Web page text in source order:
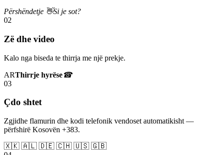
Përshëndetje 👋Si je sot?
02
Zë dhe video
Kalo nga biseda te thirrja me një prekje.
ARThirrje hyrëse☎
03
Çdo shtet
Zgjidhe flamurin dhe kodi telefonik vendoset automatikisht —
përfshirë Kosovën +383.
🇽🇰 🇦🇱 🇩🇪 🇨🇭 🇺🇸 🇬🇧